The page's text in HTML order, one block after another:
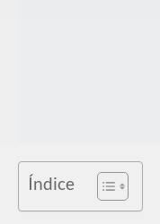
Índice